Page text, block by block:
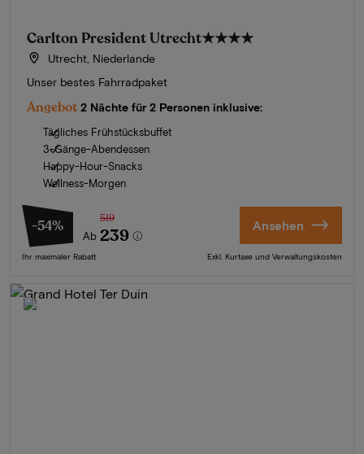
Carlton President Utrecht★★★★
Utrecht, Niederlande
Unser bestes Fahrradpaket
Angebot 2 Nächte für 2 Personen inklusive:
Tägliches Frühstücksbuffet
3-Gänge-Abendessen
Happy-Hour-Snacks
Wellness-Morgen
-54%
Ab
519
239
Ihr maximaler Rabatt
Ansehen
Exkl. Kurtaxe und Verwaltungskosten